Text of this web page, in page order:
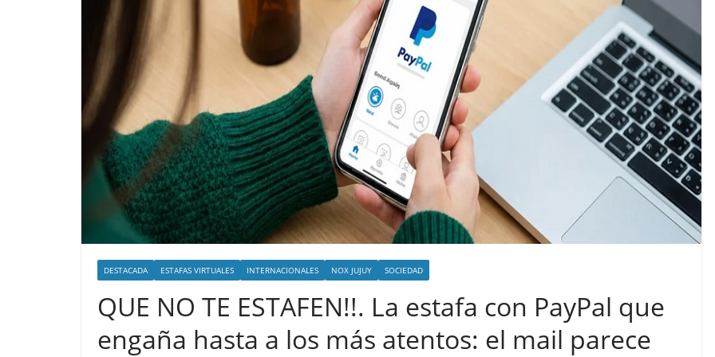
DESTACADA ESTAFAS VIRTUALES INTERNACIONALES NOX JUJUY SOCIEDAD
QUE NO TE ESTAFEN!!. La estafa con PayPal que
engaña hasta a los más atentos: el mail parece